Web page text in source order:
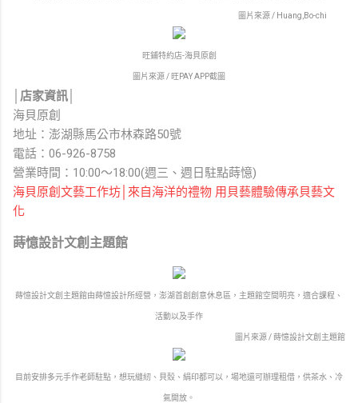
圖片來源 / Huang,Bo-chi
旺鋪特約店-海貝原創
圖片來源 / 旺PAY APP截圖
│店家資訊│
海貝原創
地址：澎湖縣馬公市林森路50號
電話：06-926-8758
營業時間：10:00～18:00(週三、週日駐點蒔憶)
海貝原創文藝工作坊│來自海洋的禮物 用貝藝體驗傳承貝藝文
化
蒔憶設計文創主題館
蒔憶設計文創主題館由蒔憶設計所經營，澎湖首創創意休息區，主題館空間明亮，適合課程、
活動以及手作
圖片來源 / 蒔憶設計文創主題館
目前安排多元手作老師駐點，想玩縫紉、貝殼、絹印都可以，場地還可辦理租借，供茶水、冷
氣開放。